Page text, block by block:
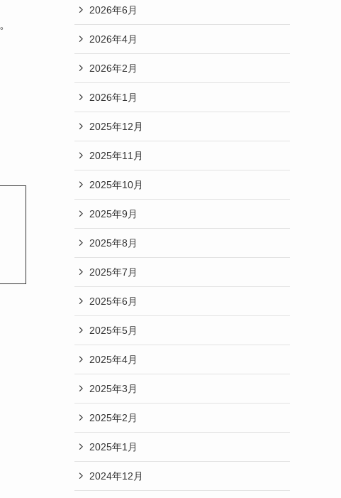
。
2026年6月
2026年4月
2026年2月
2026年1月
2025年12月
2025年11月
2025年10月
2025年9月
2025年8月
2025年7月
2025年6月
2025年5月
2025年4月
2025年3月
2025年2月
2025年1月
2024年12月